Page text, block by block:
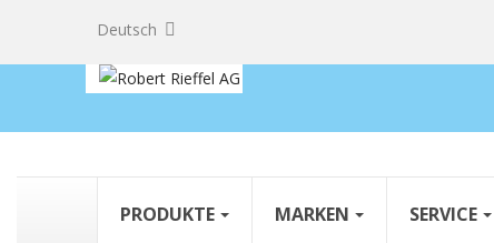
Deutsch
PRODUKTE MARKEN SERVICE